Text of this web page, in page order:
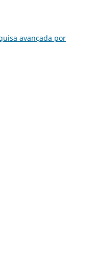
avançada por